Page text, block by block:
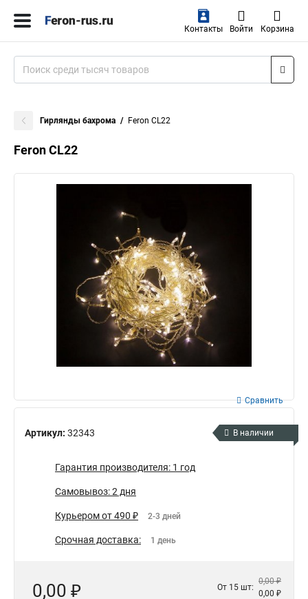
Контакты Войти Корзина
Гирлянды бахрома Feron CL22
Feron CL22
Артикул: 32343
Сравнить
В наличии
Гарантия производителя: 1 год
Самовывоз: 2 дня
Курьером от 490 ₽ 2-3 дней
Срочная доставка: 1 день
0,00 ₽ От 15 шт:
0,00 ₽
0,00 ₽